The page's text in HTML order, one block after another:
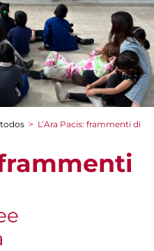
> L’Ara Pacis: frammenti di
frammenti